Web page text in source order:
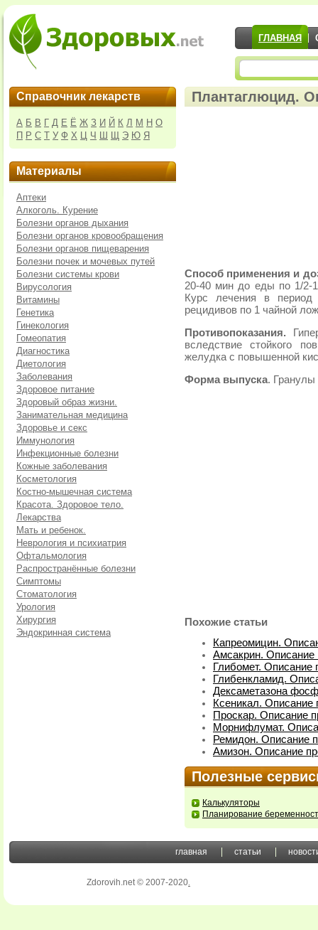
ГЛАВНАЯ
Справочник лекарств
А Б В Г Д Е Ё Ж З И Й К Л М Н О
П Р С Т У Ф Х Ц Ч Ш Щ Э Ю Я
Материалы
Аптеки
Алкоголь. Курение
Болезни органов дыхания
Болезни органов кровообращения
Болезни органов пищеварения
Болезни почек и мочевых путей
Болезни системы крови
Вирусология
Витамины
Генетика
Гинекология
Гомеопатия
Диагностика
Диетология
Заболевания
Здоровое питание
Здоровый образ жизни.
Занимательная медицина
Здоровье и секс
Иммунология
Инфекционные болезни
Кожные заболевания
Косметология
Костно-мышечная система
Красота. Здоровое тело.
Лекарства
Мать и ребенок.
Неврология и психиатрия
Офтальмология
Распространённые болезни
Симптомы
Стоматология
Урология
Хирургия
Эндокринная система
Плантаглюцид.
Способ применения и
20-40 мин до еды по 1/2-
Курс лечения в
рецидивов по 1 чайной
Противопоказания.
вследствие стойкого
желудка с повышенной
Форма выпуска. Гранулы
Похожие статьи
Капреомицин.
Амсакрин. Описание
Глибомет. Описание
Глибенкламид.
Дексаметазона
Ксеникал. Описание
Проскар. Описание
Морнифлумат.
Ремидон. Описание
Амизон. Описание
Полезные
Калькуляторы
Планирование
главная статьи
Zdorovih.net © 2007-2020